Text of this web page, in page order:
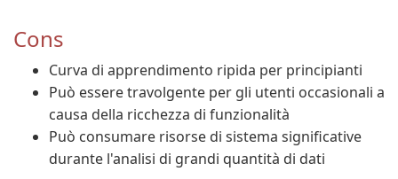
Cons
Curva di apprendimento ripida per principianti
Può essere travolgente per gli utenti occasionali a
causa della ricchezza di funzionalità
Può consumare risorse di sistema significative
durante l'analisi di grandi quantità di dati